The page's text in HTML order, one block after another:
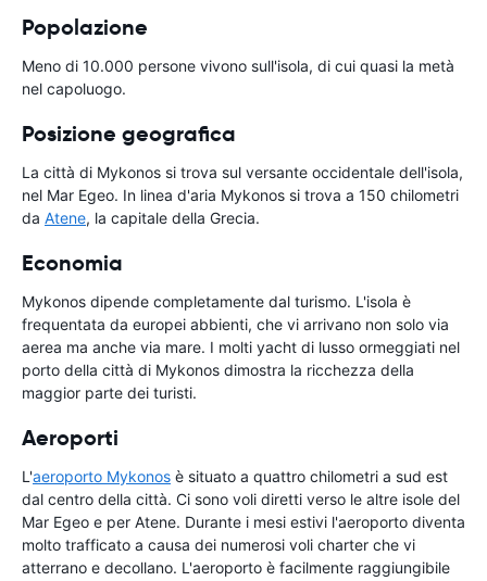
Popolazione
Meno di 10.000 persone vivono sull'isola, di cui quasi la metà
nel capoluogo.
Posizione geografica
La città di Mykonos si trova sul versante occidentale dell'isola,
nel Mar Egeo. In linea d'aria Mykonos si trova a 150 chilometri
da Atene, la capitale della Grecia.
Economia
Mykonos dipende completamente dal turismo. L'isola è
frequentata da europei abbienti, che vi arrivano non solo via
aerea ma anche via mare. I molti yacht di lusso ormeggiati nel
porto della città di Mykonos dimostra la ricchezza della
maggior parte dei turisti.
Aeroporti
L'aeroporto Mykonos è situato a quattro chilometri a sud est
dal centro della città. Ci sono voli diretti verso le altre isole del
Mar Egeo e per Atene. Durante i mesi estivi l'aeroporto diventa
molto trafficato a causa dei numerosi voli charter che vi
atterrano e decollano. L'aeroporto è facilmente raggiungibile